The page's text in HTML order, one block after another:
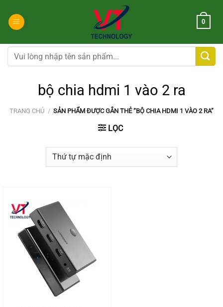
đến
dung
0
Tìm
kiếm:
bộ chia hdmi 1 vào 2 ra
TRANG CHỦ / SẢN PHẨM ĐƯỢC GẮN THẺ “BỘ CHIA HDMI 1 VÀO 2 RA”
LỌC